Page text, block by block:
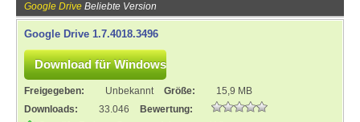
Google Drive Beliebte Version
Google Drive 1.7.4018.3496
Freigegeben: Unbekannt Größe:
15,9 MB
Downloads:
33.046
Bewertung: